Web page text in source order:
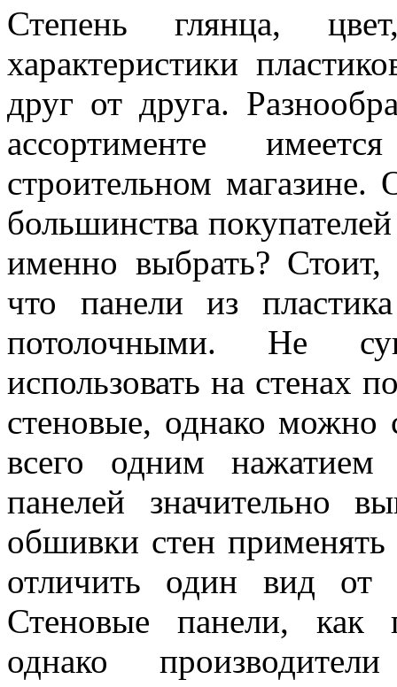
Степень глянца,
характеристики
друг от друга.
ассортименте
строительном
большинства
именно выбрать?
что панели из
потолочными. Не
использовать на стенах
стеновые, однако можно
всего одним нажатием
панелей значительно
обшивки стен
отличить один вид
Стеновые панели, как
однако